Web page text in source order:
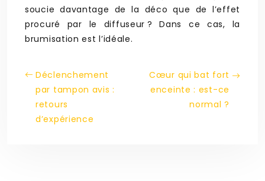
soucie davantage de la déco que de l’effet
procuré par le diffuseur ? Dans ce cas, la
brumisation est l’idéale.
Déclenchement
par tampon avis :
retours
d’expérience
Cœur qui bat fort
enceinte : est-ce
normal ?